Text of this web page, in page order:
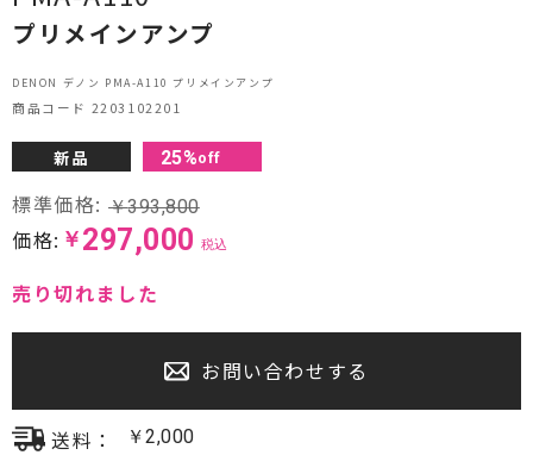
オーディオアクセサリー
ヘッドフォン・イヤホン
オーディオその他
AVアンプ
ＴＶ・レコーダー・プレーヤー
サウンドバー・アンプ内蔵型スピーカー
センタースピーカー・サブウーファー
プリメインアンプ
DENON デノン PMA-A110 プリメインアンプ
商品コード 2203102201
新品 25%off
標準価格: ￥393,800
価格: ￥ 297,000 税込
売り切れました
お問い合わせする
送料： ￥2,000